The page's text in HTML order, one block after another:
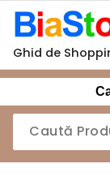
Sari
conținut
Ghid de